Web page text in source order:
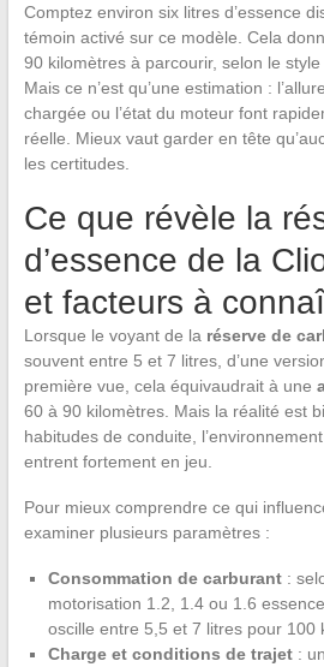
Comptez environ six litres d’essence
témoin activé sur ce modèle. Cela
90 kilomètres à parcourir, selon le
Mais ce n’est qu’une estimation :
chargée ou l’état du moteur font
réelle. Mieux vaut garder en tête
les certitudes.
Ce que révèle la
d’essence de la
et facteurs à
Lorsque le voyant de la réserve de
souvent entre 5 et 7 litres, d’une
première vue, cela équivaudrait à une
60 à 90 kilomètres. Mais la réalité est
habitudes de conduite,
entrent fortement en jeu.
Pour mieux comprendre ce qui
examiner plusieurs paramètres :
Consommation de carburant:
motorisation 1.2, 1.4 ou 1.6
oscille entre 5,5 et 7 litres pour 100
Charge et conditions de trajet: